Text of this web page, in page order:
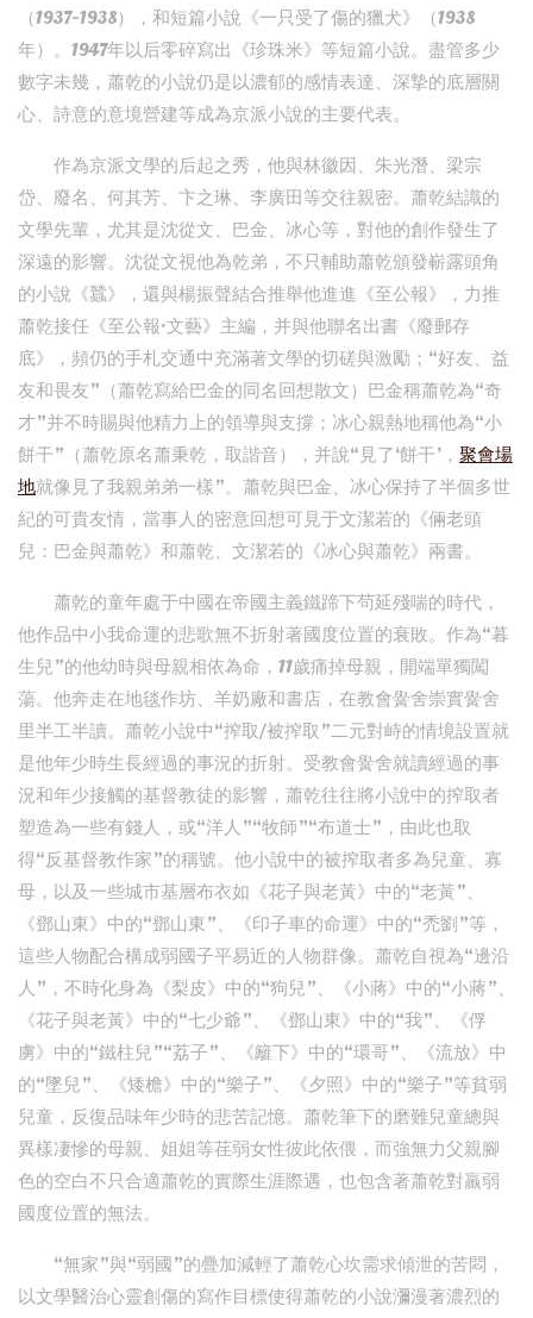
（1937-1938），和短篇小說《一只受了傷的獵犬》（1938
年）。1947年以后零碎寫出《珍珠米》等短篇小說。盡管多少
數字未幾，蕭乾的小說仍是以濃郁的感情表達、深摯的底層關
心、詩意的意境營建等成為京派小說的主要代表。
作為京派文學的后起之秀，他與林徽因、朱光潛、梁宗
岱、廢名、何其芳、卞之琳、李廣田等交往親密。蕭乾結識的
文學先輩，尤其是沈從文、巴金、冰心等，對他的創作發生了
深遠的影響。沈從文視他為乾弟，不只輔助蕭乾頒發嶄露頭角
的小說《蠶》，還與楊振聲結合推舉他進進《至公報》，力推
蕭乾接任《至公報·文藝》主編，并與他聯名出書《廢郵存
底》，頻仍的手札交通中充滿著文學的切磋與激勵；“好友、益
友和畏友”（蕭乾寫給巴金的同名回想散文）巴金稱蕭乾為“奇
才”并不時賜與他精力上的領導與支撐；冰心親熱地稱他為“小
餅干”（蕭乾原名蕭秉乾，取諧音），并說“見了‘餅干’， 聚會場
地就像見了我親弟弟一樣”。蕭乾與巴金、冰心保持了半個多世
紀的可貴友情，當事人的密意回想可見于文潔若的《倆老頭
兒：巴金與蕭乾》和蕭乾、文潔若的《冰心與蕭乾》兩書。
蕭乾的童年處于中國在帝國主義鐵蹄下茍延殘喘的時代，
他作品中小我命運的悲歌無不折射著國度位置的衰敗。作為“暮
生兒”的他幼時與母親相依為命，11歲痛掉母親，開端單獨闖
蕩。他奔走在地毯作坊、羊奶廠和書店，在教會黌舍崇實黌舍
里半工半讀。蕭乾小說中“搾取/被搾取”二元對峙的情境設置就
是他年少時生長經過的事況的折射。受教會黌舍就讀經過的事
況和年少接觸的基督教徒的影響，蕭乾往往將小說中的搾取者
塑造為一些有錢人，或“洋人”“牧師”“布道士”，由此也取
得“反基督教作家”的稱號。他小說中的被搾取者多為兒童、寡
母，以及一些城市基層布衣如《花子與老黃》中的“老黃”、
《鄧山東》中的“鄧山東”、《印子車的命運》中的“禿劉”等，
這些人物配合構成弱國子平易近的人物群像。蕭乾自視為“邊沿
人”，不時化身為《梨皮》中的“狗兒”、《小蔣》中的“小蔣”、
《花子與老黃》中的“七少爺”、《鄧山東》中的“我”、《俘
虜》中的“鐵柱兒”“荔子”、《籬下》中的“環哥”、《流放》中
的“墜兒”、《矮檐》中的“樂子”、《夕照》中的“樂子”等貧弱
兒童，反復品味年少時的悲苦記憶。蕭乾筆下的磨難兒童總與
異樣凄慘的母親、姐姐等荏弱女性彼此依偎，而強無力父親腳
色的空白不只合適蕭乾的實際生涯際遇，也包含著蕭乾對羸弱
國度位置的無法。
“無家”與“弱國”的疊加減輕了蕭乾心坎需求傾泄的苦悶，
以文學醫治心靈創傷的寫作目標使得蕭乾的小說瀰漫著濃烈的